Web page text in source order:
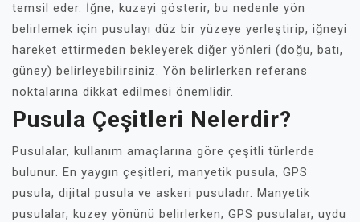
temsil eder. İğne, kuzeyi gösterir, bu nedenle yön
belirlemek için pusulayı düz bir yüzeye yerleştirip, iğneyi
hareket ettirmeden bekleyerek diğer yönleri (doğu, batı,
güney) belirleyebilirsiniz. Yön belirlerken referans
noktalarına dikkat edilmesi önemlidir.
Pusula Çeşitleri Nelerdir?
Pusulalar, kullanım amaçlarına göre çeşitli türlerde
bulunur. En yaygın çeşitleri, manyetik pusula, GPS
pusula, dijital pusula ve askeri pusuladır. Manyetik
pusulalar, kuzey yönünü belirlerken; GPS pusulalar, uydu